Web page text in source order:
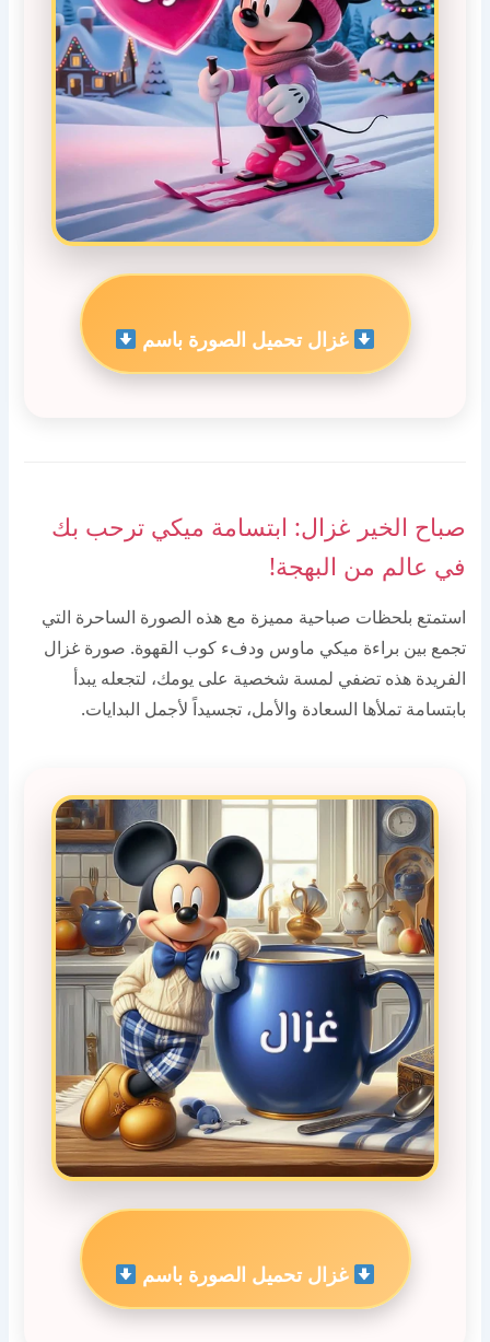
غزال تحميل الصورة باسم
صباح الخير غزال: ابتسامة ميكي ترحب بك
في عالم من البهجة!
استمتع بلحظات صباحية مميزة مع هذه الصورة الساحرة التي
تجمع بين براءة ميكي ماوس ودفء كوب القهوة. صورة غزال
الفريدة هذه تضفي لمسة شخصية على يومك، لتجعله يبدأ
بابتسامة تملأها السعادة والأمل، تجسيداً لأجمل البدايات.
غزال تحميل الصورة باسم